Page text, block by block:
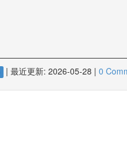
| 最近更新: 2026-05-28 | 0